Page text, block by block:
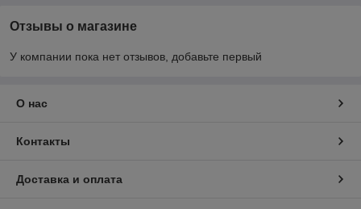
Отзывы о магазине
У компании пока нет отзывов, добавьте первый
О нас
Контакты
Доставка и оплата